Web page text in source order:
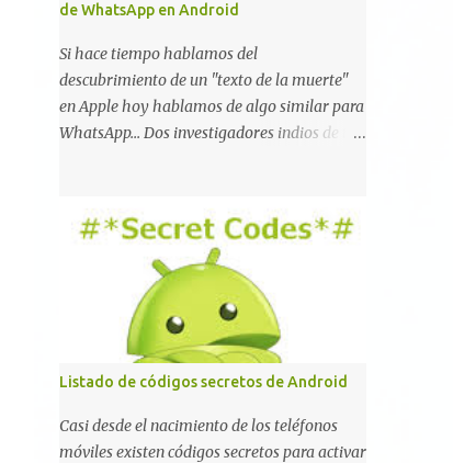
de WhatsApp en Android
Si hace tiempo hablamos del
descubrimiento de un "texto de la muerte"
en Apple hoy hablamos de algo similar para
WhatsApp... Dos investigadores indios de tan
que la aplicación se detenga por completo al
intentar leer un sólo mensaje de 2000
caracteres especiales y tan sólo 2 KB de
tamaño. La vulnerabilidad ha sido probada
y funciona correctamente en la mayoría de
las versiones de Android y de WhatsApp
incluyendo la 2.11.431 y 2.11.432. Sin embargo
todavía no se ha probado en iOS y Windows
no parece ser vulnerable. Esto podría
provocar que se extienda como una pesada
Listado de códigos secretos de Android
Casi desde el nacimiento de los teléfonos
móviles existen códigos secretos para activar